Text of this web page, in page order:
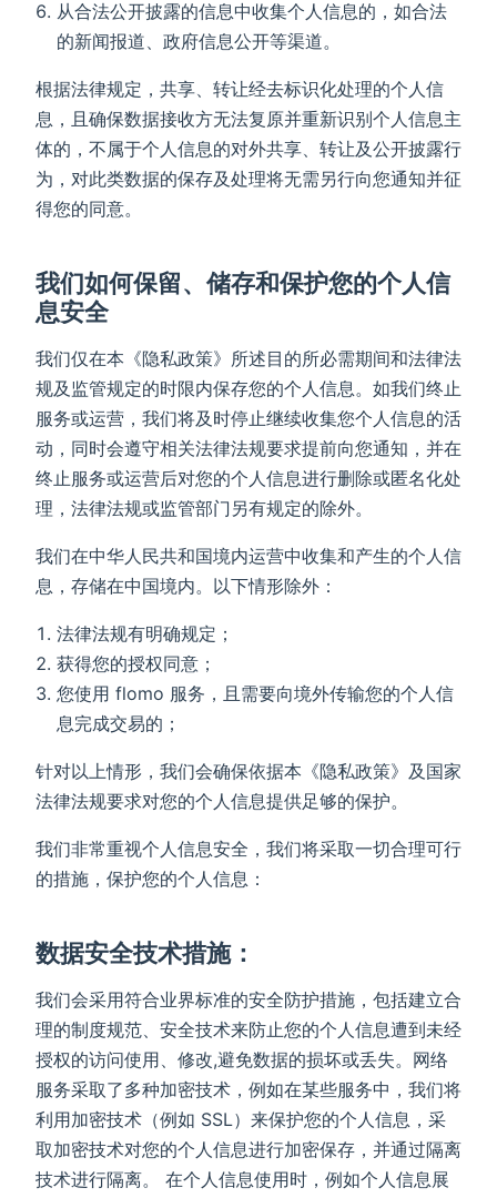
从合法公开披露的信息中收集个人信息的，如合法
的新闻报道、政府信息公开等渠道。
根据法律规定，共享、转让经去标识化处理的个人信
息，且确保数据接收方无法复原并重新识别个人信息主
体的，不属于个人信息的对外共享、转让及公开披露行
为，对此类数据的保存及处理将无需另行向您通知并征
得您的同意。
我们如何保留、储存和保护您的个人信
息安全
我们仅在本《隐私政策》所述目的所必需期间和法律法
规及监管规定的时限内保存您的个人信息。如我们终止
服务或运营，我们将及时停止继续收集您个人信息的活
动，同时会遵守相关法律法规要求提前向您通知，并在
终止服务或运营后对您的个人信息进行删除或匿名化处
理，法律法规或监管部门另有规定的除外。
我们在中华人民共和国境内运营中收集和产生的个人信
息，存储在中国境内。以下情形除外：
法律法规有明确规定；
获得您的授权同意；
您使用 flomo 服务，且需要向境外传输您的个人信
息完成交易的；
针对以上情形，我们会确保依据本《隐私政策》及国家
法律法规要求对您的个人信息提供足够的保护。
我们非常重视个人信息安全，我们将采取一切合理可行
的措施，保护您的个人信息：
数据安全技术措施：
我们会采用符合业界标准的安全防护措施，包括建立合
理的制度规范、安全技术来防止您的个人信息遭到未经
授权的访问使用、修改,避免数据的损坏或丢失。网络
服务采取了多种加密技术，例如在某些服务中，我们将
利用加密技术（例如 SSL）来保护您的个人信息，采
取加密技术对您的个人信息进行加密保存，并通过隔离
技术进行隔离。 在个人信息使用时，例如个人信息展